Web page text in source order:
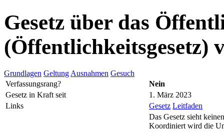
Gesetz über das
(Öffentlichkeitsgesetz)
Grundlagen Geltung Ausnahmen Gesuch
Verfassungsrang?
Nein
Gesetz in Kraft seit
1. März 2023
Links
Gesetz Leitfaden
Das Gesetz sieht
Koordiniert wird die